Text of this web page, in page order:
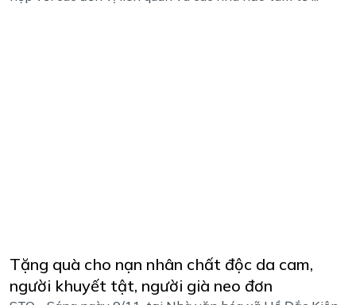
Tặng quà cho nạn nhân chất độc da cam,
người khuyết tật, người già neo đơn